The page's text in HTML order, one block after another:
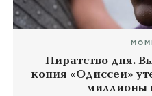
Пиратство дня.
копия «Одиссеи»
миллионы